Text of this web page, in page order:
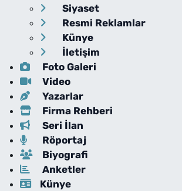
Siyaset
Resmi Reklamlar
Künye
İletişim
Foto Galeri
Video
Yazarlar
Firma Rehberi
Seri İlan
Röportaj
Biyografi
Anketler
Künye